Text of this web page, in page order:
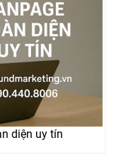
diện uy tín